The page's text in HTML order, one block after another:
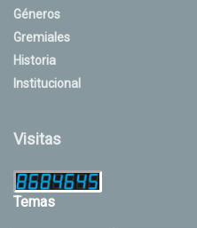
Géneros
Gremiales
Historia
Institucional
Visitas
Temas